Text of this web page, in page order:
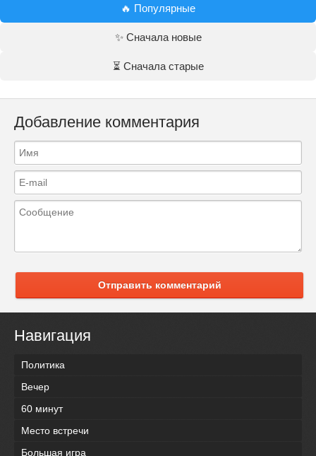
🔥 Популярные
✨ Сначала новые
⏳ Сначала старые
Добавление комментария
Отправить комментарий
Навигация
Политика
Вечер
60 минут
Место встречи
Большая игра